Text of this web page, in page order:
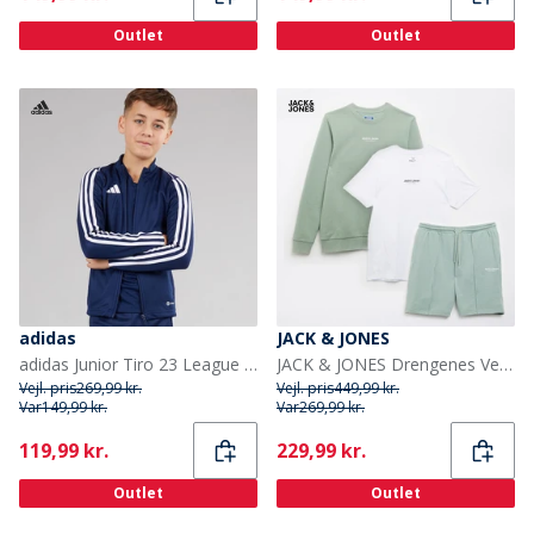
Outlet Outlet
adidas
adidas Junior Tiro 23 League Træningsjakke Team Navy Blue
Vejl. pris269,99 kr.
Var149,99 kr.
Current
119,99 kr.
Outlet
JACK & JONES
JACK & JONES Drengenes Vesterbr Sweatshirt T-shirt Og Shorts Co-Ord Sæt Isgrøn
Vejl. pris449,99 kr.
Var269,99 kr.
Current
229,99 kr.
Outlet